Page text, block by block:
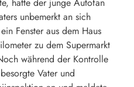
unbemerkt an sich
Fenster aus dem Haus
zu dem Supermarkt
während der Kontrolle
Vater und